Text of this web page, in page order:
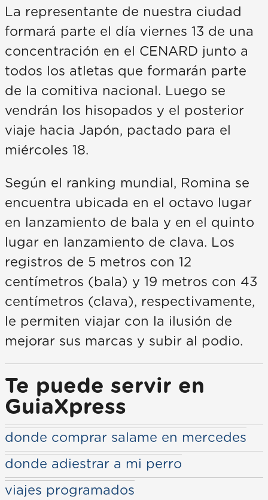
La representante de nuestra ciudad
formará parte el día viernes 13 de una
concentración en el CENARD junto a
todos los atletas que formarán parte
de la comitiva nacional. Luego se
vendrán los hisopados y el posterior
viaje hacia Japón, pactado para el
miércoles 18.
Según el ranking mundial, Romina se
encuentra ubicada en el octavo lugar
en lanzamiento de bala y en el quinto
lugar en lanzamiento de clava. Los
registros de 5 metros con 12
centímetros (bala) y 19 metros con 43
centímetros (clava), respectivamente,
le permiten viajar con la ilusión de
mejorar sus marcas y subir al podio.
Te puede servir en
GuiaXpress
donde comprar salame en mercedes
donde adiestrar a mi perro
viajes programados